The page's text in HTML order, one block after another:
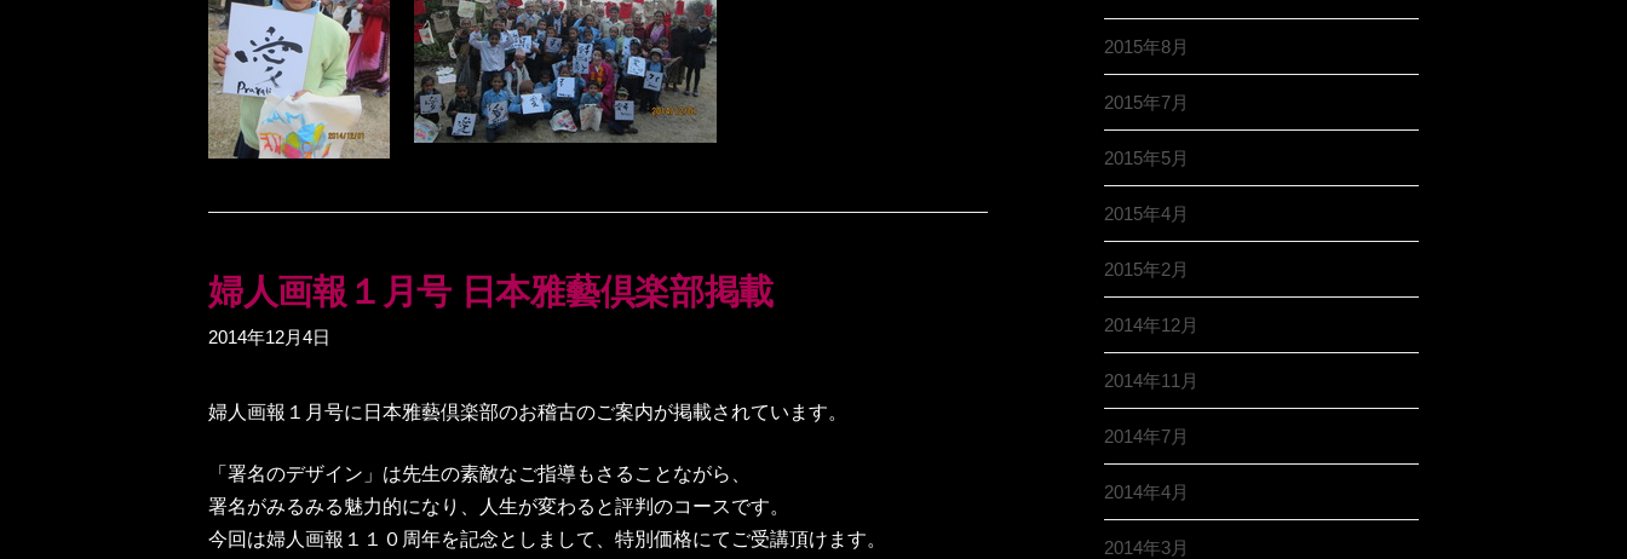
婦人画報１月号 日本雅藝倶楽部掲載
2014年12月4日
婦人画報１月号に日本雅藝倶楽部のお稽古のご案内が掲載されています。
「署名のデザイン」は先生の素敵なご指導もさることながら、
署名がみるみる魅力的になり、人生が変わると評判のコースです。
今回は婦人画報１１０周年を記念としまして、特別価格にてご受講頂けます。
2015年8月
2015年7月
2015年5月
2015年4月
2015年2月
2014年12月
2014年11月
2014年7月
2014年4月
2014年3月